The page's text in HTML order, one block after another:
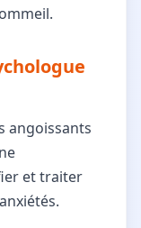
angoissants
et traiter